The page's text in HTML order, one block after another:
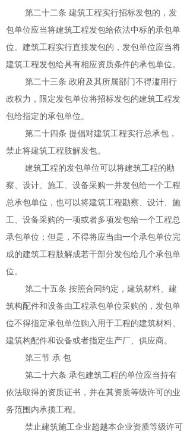
第二十二条 建筑工程实行招标发包的，发
包单位应当将建筑工程发包给依法中标的承包单
位。建筑工程实行直接发包的，发包单位应当将
建筑工程发包给具有相应资质条件的承包单位。
第二十三条 政府及其所属部门不得滥用行
政权力，限定发包单位将招标发包的建筑工程发
包给指定的承包单位。
第二十四条 提倡对建筑工程实行总承包，
禁止将建筑工程肢解发包。
建筑工程的发包单位可以将建筑工程的勘
察、设计、施工、设备采购一并发包给一个工程
总承包单位，也可以将建筑工程勘察、设计、施
工、设备采购的一项或者多项发包给一个工程总
承包单位；但是，不得将应当由一个承包单位完
成的建筑工程肢解成若干部分发包给几个承包单
位。
第二十五条 按照合同约定，建筑材料、建
筑构配件和设备由工程承包单位采购的，发包单
位不得指定承包单位购入用于工程的建筑材料、
建筑构配件和设备或者指定生产厂、供应商。
第三节 承 包
第二十六条 承包建筑工程的单位应当持有
依法取得的资质证书，并在其资质等级许可的业
务范围内承揽工程。
禁止建筑施工企业超越本企业资质等级许可